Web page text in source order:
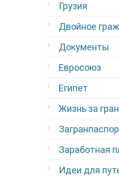
Грузия
Двойное
Документы
Евросоюз
Египет
Жизнь за
Заработная
Идеи для